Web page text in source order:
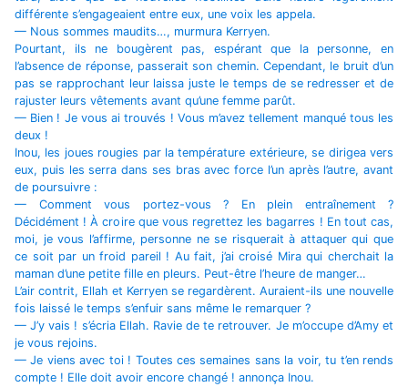
différente s’engageaient entre eux, une voix les appela.
— Nous sommes maudits…, murmura Kerryen.
Pourtant, ils ne bougèrent pas, espérant que la personne, en
l’absence de réponse, passerait son chemin. Cependant, le bruit d’un
pas se rapprochant leur laissa juste le temps de se redresser et de
rajuster leurs vêtements avant qu’une femme parût.
— Bien ! Je vous ai trouvés ! Vous m’avez tellement manqué tous les
deux !
Inou, les joues rougies par la température extérieure, se dirigea vers
eux, puis les serra dans ses bras avec force l’un après l’autre, avant
de poursuivre :
— Comment vous portez-vous ? En plein entraînement ?
Décidément ! À croire que vous regrettez les bagarres ! En tout cas,
moi, je vous l’affirme, personne ne se risquerait à attaquer qui que
ce soit par un froid pareil ! Au fait, j’ai croisé Mira qui cherchait la
maman d’une petite fille en pleurs. Peut-être l’heure de manger…
L’air contrit, Ellah et Kerryen se regardèrent. Auraient-ils une nouvelle
fois laissé le temps s’enfuir sans même le remarquer ?
— J’y vais ! s’écria Ellah. Ravie de te retrouver. Je m’occupe d’Amy et
je vous rejoins.
— Je viens avec toi ! Toutes ces semaines sans la voir, tu t’en rends
compte ! Elle doit avoir encore changé ! annonça Inou.